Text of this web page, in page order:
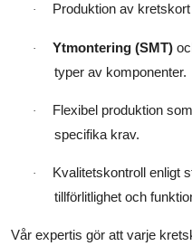
Real Estate
Top 10
· Produktion av
· Ytmontering (SMT)
typer av komponenter.
·
Flexibel produktion
specifika krav.
·
Kvalitetskontroll enligt
tillförlitlighet och
Vår expertis gör att varje